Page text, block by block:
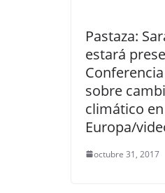
Pastaza:
estará
sobre
climático en
Europa/
octubre 31, 2017